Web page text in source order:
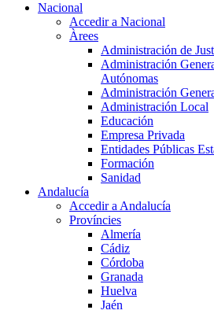
Nacional
Accedir a Nacional
Àrees
Administración de
Administración
Autónomas
Administración
Administración Local
Educación
Empresa Privada
Entidades Públicas
Formación
Sanidad
Andalucía
Accedir a Andalucía
Províncies
Almería
Cádiz
Córdoba
Granada
Huelva
Jaén